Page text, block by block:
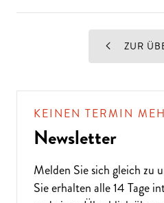
ZUR
KEINEN TERMIN
Newsletter
Melden Sie sich gleich zu
Sie erhalten alle 14 Tage